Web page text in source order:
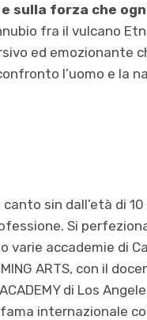
sulla forza che
fra il vulcano
ed emozionante
l’uomo e la
sin dall’età di
Si
varie accademie di
ARTS, con il
di Los
internazionale